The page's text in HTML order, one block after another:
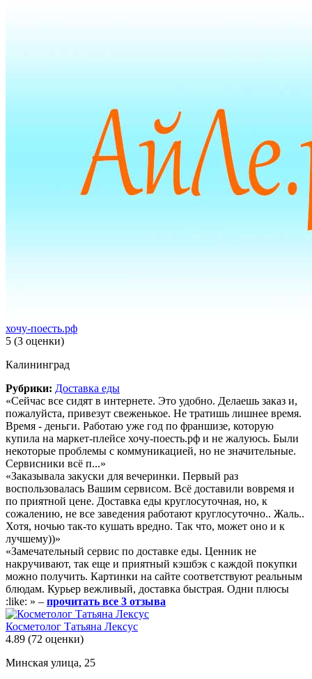
хочу-поесть.рф
5 (3 оценки)
Калининград
Рубрики: Доставка еды
«Сейчас все сидят в интернете. Это удобно. Делаешь заказ и,
пожалуйста, привезут свеженькое. Не тратишь лишнее время.
Время - деньги. Работаю уже год по франшизе, которую
купила на маркет-плейсе хочу-поесть.рф и не жалуюсь. Были
некоторые проблемы с коммуникацией, но не значительные.
Сервисники всё п...»
«Заказывала закуски для вечеринки. Первый раз
воспользовалась Вашим сервисом. Всё доставили вовремя и
по приятной цене. Доставка еды круглосуточная, но, к
сожалению, не все заведения работают круглосуточно.. Жаль..
Хотя, ночью так-то кушать вредно. Так что, может оно и к
лучшему))»
«Замечательный сервис по доставке еды. Ценник не
накручивают, так еще и приятный кэшбэк с каждой покупки
можно получить. Картинки на сайте соответствуют реальным
блюдам. Курьер вежливый, доставка быстрая. Одни плюсы
:like: » – прочитать все 3 отзыва
Косметолог Татьяна Лексус
4.89 (72 оценки)
Минская улица, 25